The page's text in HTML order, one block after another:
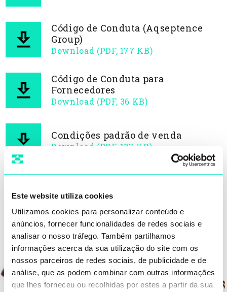
Este website utiliza cookies
Utilizamos cookies para personalizar conteúdo e
anúncios, fornecer funcionalidades de redes sociais e
analisar o nosso tráfego. Também partilhamos
informações acerca da sua utilização do site com os
nossos parceiros de redes sociais, de publicidade e de
análise, que as podem combinar com outras informações
que lhes forneceu ou recolhidas por estes a partir da sua
Código de Conduta (Aqseptence
Group)
Download (PDF, 177 KB)
Código de Conduta para
Fornecedores
Download (PDF, 36 KB)
Condições padrão de venda
Download (PDF, 137 KB)
Download (PDF, 116 KB)